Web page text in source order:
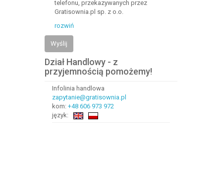
telefonu, przekazywanych przez
Gratisownia.pl sp. z o.o.
rozwiń
Wyślij
Dział Handlowy - z
przyjemnością pomożemy!
Infolinia handlowa
zapytanie@gratisownia.pl
kom: +48 606 973 972
język: